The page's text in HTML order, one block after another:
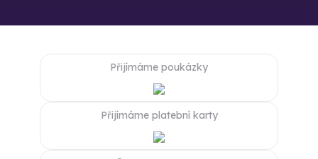
Přijímáme poukázky
Přijímáme platební karty